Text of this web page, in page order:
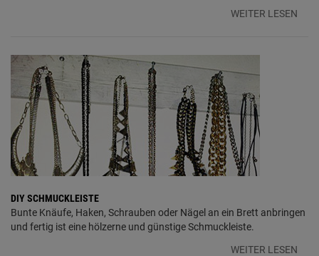
WEITER LESEN
DIY SCHMUCKLEISTE
Bunte Knäufe, Haken, Schrauben oder Nägel an ein Brett anbringen
und fertig ist eine hölzerne und günstige Schmuckleiste.
WEITER LESEN